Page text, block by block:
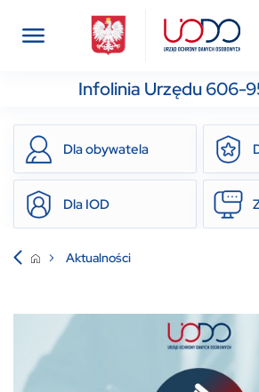
Infolinia Urzędu 606-
Dla obywatela
Dla IOD
Aktualności